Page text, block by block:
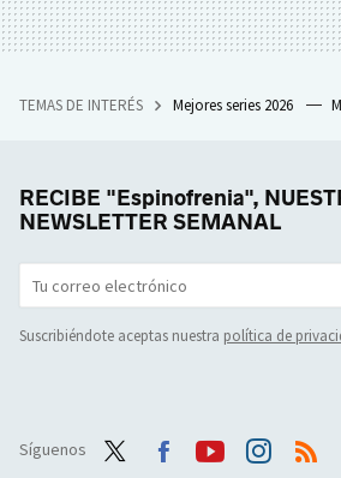
TEMAS DE INTERÉS Mejores series 2026
RECIBE "Espinofrenia",
NEWSLETTER SEMANAL
Suscribiéndote aceptas nuestra política de
Síguenos